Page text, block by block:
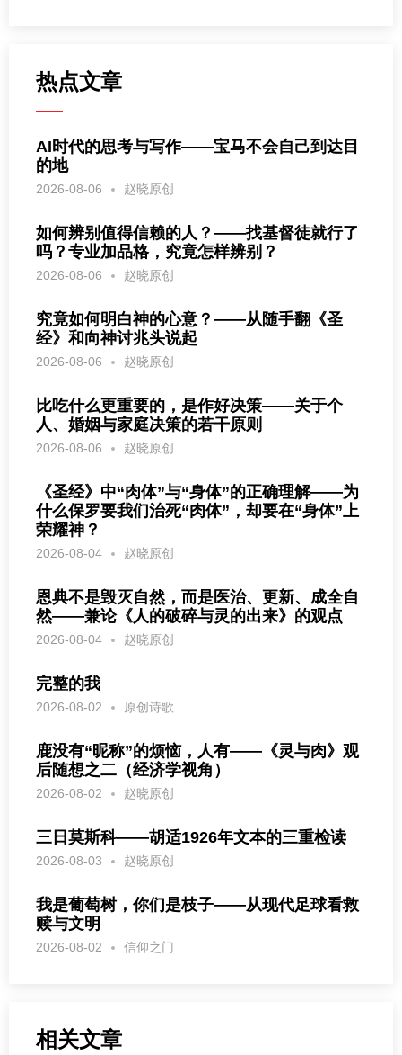
热点文章
AI时代的思考与写作——宝马不会自己到达目
的地
2026-08-06 赵晓原创
如何辨别值得信赖的人？——找基督徒就行了
吗？专业加品格，究竟怎样辨别？
2026-08-06 赵晓原创
究竟如何明白神的心意？——从随手翻《圣
经》和向神讨兆头说起
2026-08-06 赵晓原创
比吃什么更重要的，是作好决策——关于个
人、婚姻与家庭决策的若干原则
2026-08-06 赵晓原创
《圣经》中“肉体”与“身体”的正确理解——为
什么保罗要我们治死“肉体”，却要在“身体”上
荣耀神？
2026-08-04 赵晓原创
恩典不是毁灭自然，而是医治、更新、成全自
然——兼论《人的破碎与灵的出来》的观点
2026-08-04 赵晓原创
完整的我
2026-08-02 原创诗歌
鹿没有“昵称”的烦恼，人有——《灵与肉》观
后随想之二（经济学视角）
2026-08-02 赵晓原创
三日莫斯科——胡适1926年文本的三重检读
2026-08-03 赵晓原创
我是葡萄树，你们是枝子——从现代足球看救
赎与文明
2026-08-02 信仰之门
相关文章